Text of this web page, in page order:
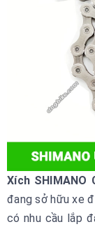
Xích SHIMANO
đang sở hữu xe
có nhu cầu lắp